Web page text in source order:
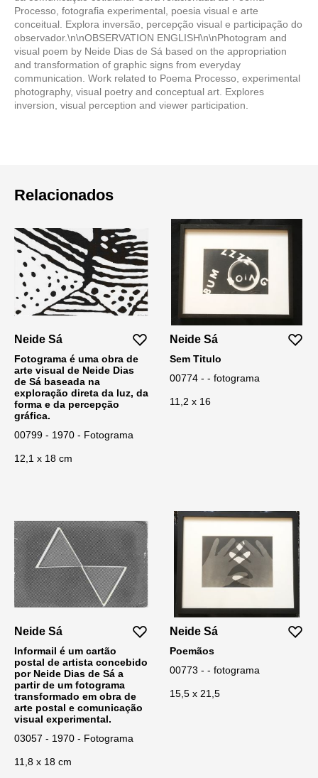
Processo, fotografia experimental, poesia visual e arte
conceitual. Explora inversão, percepção visual e participação do
observador.\n\nOBSERVATION ENGLISH\n\nPhotogram and
visual poem by Neide Dias de Sá based on the appropriation
and transformation of graphic signs from everyday
communication. Work related to Poema Processo, experimental
photography, visual poetry and conceptual art. Explores
inversion, visual perception and viewer participation.
Relacionados
Neide Sá
Fotograma é uma obra de
arte visual de Neide Dias
de Sá baseada na
exploração direta da luz, da
forma e da percepção
gráfica.
00799 - 1970 - Fotograma
12,1 x 18 cm
Neide Sá
Sem Titulo
00774 - - fotograma
11,2 x 16
Neide Sá
Informail é um cartão
postal de artista concebido
por Neide Dias de Sá a
partir de um fotograma
transformado em obra de
arte postal e comunicação
visual experimental.
03057 - 1970 - Fotograma
11,8 x 18 cm
Neide Sá
Poemãos
00773 - - fotograma
15,5 x 21,5